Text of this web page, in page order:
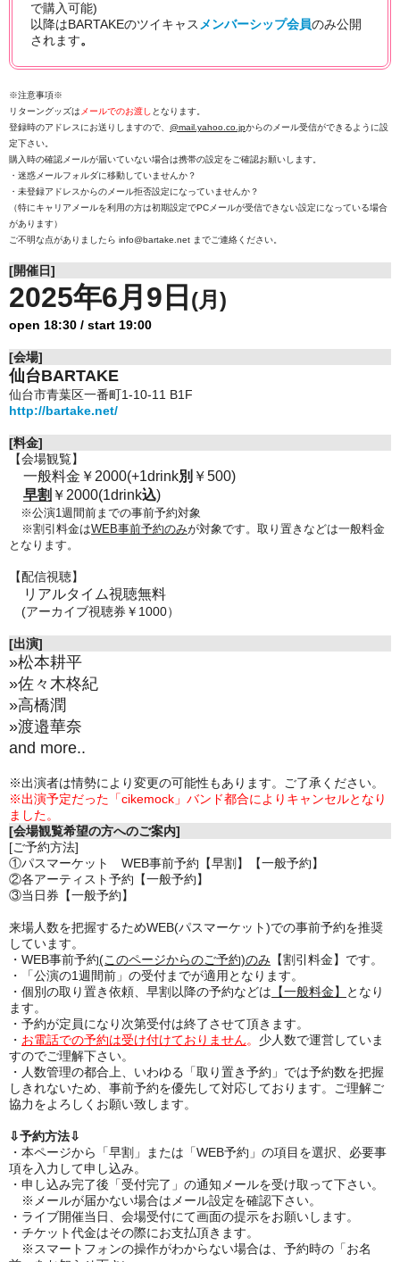
で購入可能)
以降はBARTAKEのツイキャス メンバーシップ会員のみ公開
されます。
※注意事項※
リターングッズは メールでのお渡し となります。
登録時のアドレスにお送りしますので、 @mail.yahoo.co.jpからのメール受信ができるように設
定下さい。
購入時の確認メールが届いていない場合は携帯の設定をご確認お願いします。
・迷惑メールフォルダに移動していませんか？
・未登録アドレスからのメール拒否設定になっていませんか？
（特にキャリアメールを利用の方は初期設定でPCメールが受信できない設定になっている場合
があります）
ご不明な点がありましたら info@bartake.net までご連絡ください。
[開催日]
2025年6月9日 (月)
open 18:30 / start 19:00
[会場]
仙台BARTAKE
仙台市青葉区一番町1-10-11 B1F
http://bartake.net/
[料金]
【会場観覧】
一般料金￥2000(+1drink別 ￥500)
早割 ￥2000(1drink込)
※公演1週間前までの事前予約対象
※割引料金はWEB事前予約のみが対象です。取り置きなどは一般料金
となります。
【配信視聴】
リアルタイム視聴無料
(アーカイブ視聴券￥1000）
[出演]
»松本耕平
»佐々木柊紀
»高橋潤
»渡邉華奈
and more..
※出演者は情勢により変更の可能性もあります。ご了承ください。
※出演予定だった「cikemock」バンド都合によりキャンセルとなり
ました。
[会場観覧希望の方へのご案内]
[ご予約方法]
①パスマーケット WEB事前予約【早割】【一般予約】
②各アーティスト予約【一般予約】
③当日券【一般予約】
来場人数を把握するためWEB(パスマーケット)での事前予約を推奨
しています。
・WEB事前予約(このページからのご予約)のみ 【割引料金】です。
・「公演の1週間前」の受付までが適用となります。
・個別の取り置き依頼、早割以降の予約などは 【一般料金】
となり
ます。
・予約が定員になり次第受付は終了させて頂きます。
・ お電話での予約は受け付けておりません。 少人数で運営していま
すのでご理解下さい。
・人数管理の都合上、いわゆる「取り置き予約」では予約数を把握
しきれないため、事前予約を優先して対応しております。ご理解ご
協力をよろしくお願い致します。
⇩予約方法⇩
・本ページから「早割」または「WEB予約」の項目を選択、必要事
項を入力して申し込み。
・申し込み完了後「受付完了」の通知メールを受け取って下さい。
※メールが届かない場合はメール設定を確認下さい。
・ライブ開催当日、会場受付にて画面の提示をお願いします。
・チケット代金はその際にお支払頂きます。
※スマートフォンの操作がわからない場合は、予約時の「お名